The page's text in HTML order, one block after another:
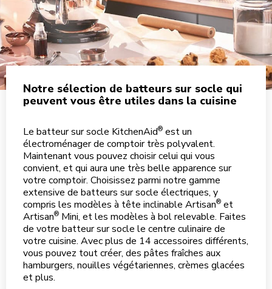
Notre sélection de batteurs sur socle qui
peuvent vous être utiles dans la cuisine
Le batteur sur socle KitchenAid® est un
électroménager de comptoir très polyvalent.
Maintenant vous pouvez choisir celui qui vous
convient, et qui aura une très belle apparence sur
votre comptoir. Choisissez parmi notre gamme
extensive de batteurs sur socle électriques, y
compris les modèles à tête inclinable Artisan® et
Artisan® Mini, et les modèles à bol relevable. Faites
de votre batteur sur socle le centre culinaire de
votre cuisine. Avec plus de 14 accessoires différents,
vous pouvez tout créer, des pâtes fraîches aux
hamburgers, nouilles végétariennes, crèmes glacées
et plus.